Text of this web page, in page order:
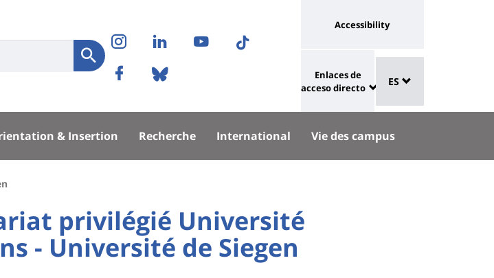
Soumettre
Réseaux
sociaux
Instagram
LinkedInYoutubeTikTok
FacebookBluesky
Université
lien
vers
page
accessibilité
Accessibility
University
:
Shortcut
links
Enlaces de
acceso directo
Sélecteur
de
langue
ES
& Insertion Recherche International Vie des campus
privilégié Université
- Université de Siegen